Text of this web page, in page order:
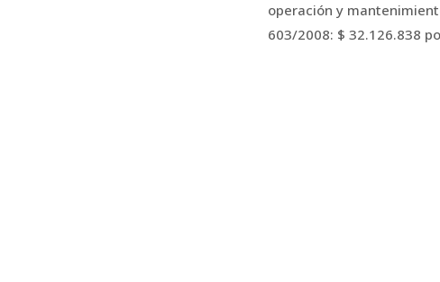
operación y
603/2008: $ 32.126.838